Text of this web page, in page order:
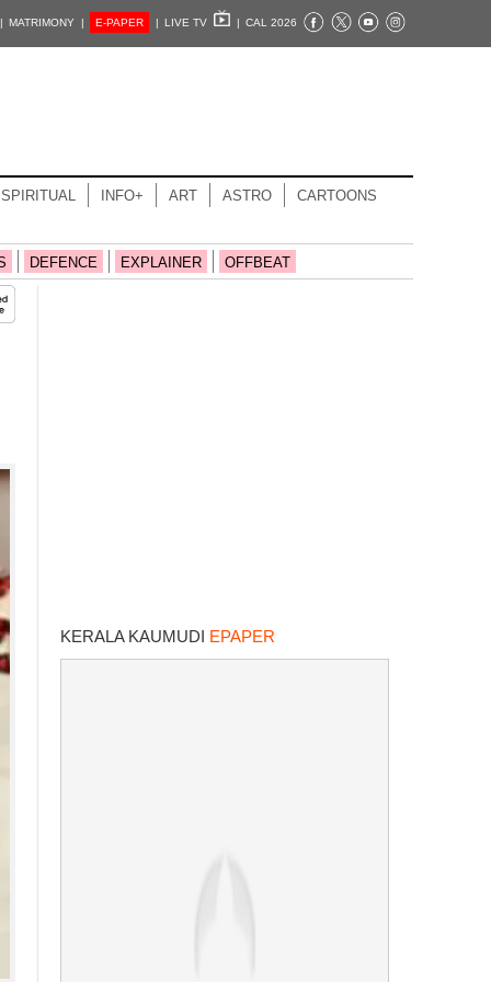
| MATRIMONY | E-PAPER | LIVE TV | CAL 2026
SPIRITUAL INFO+ ART ASTRO CARTOONS
DEFENCE EXPLAINER OFFBEAT
KERALA KAUMUDI EPAPER